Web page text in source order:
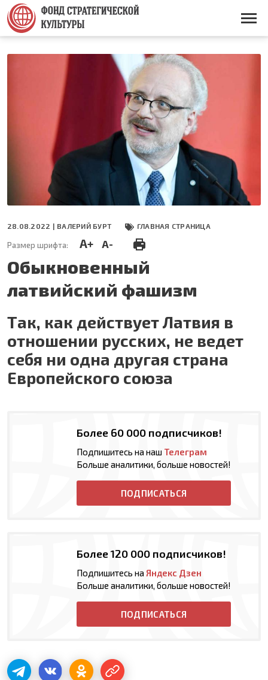
Перейти
основному
содержанию
Основная
28.08.2022 | ВАЛЕРИЙ БУРТ ГЛАВНАЯ СТРАНИЦА
Размер шрифта: A+ A-
Обыкновенный
латвийский фашизм
Так, как действует Латвия в
отношении русских, не ведет
себя ни одна другая страна
Европейского союза
Более 60 000 подписчиков!
Подпишитесь на наш Телеграм
Больше аналитики, больше новостей!
ПОДПИСАТЬСЯ
Более 120 000 подписчиков!
Подпишитесь на Яндекс Дзен
Больше аналитики, больше новостей!
ПОДПИСАТЬСЯ